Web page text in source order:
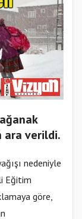
ara verildi.
nedeniyle
Eğitim
göre,